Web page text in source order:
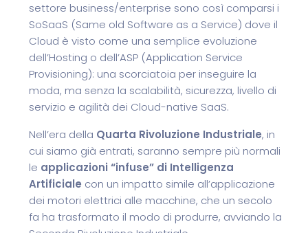
settore business/enterprise sono così comparsi i
SoSaaS (Same old Software as a Service) dove il
Cloud è visto come una semplice evoluzione
dell’Hosting o dell’ASP (Application Service
Provisioning): una scorciatoia per inseguire la
moda, ma senza la scalabilità, sicurezza, livello di
servizio e agilità dei Cloud-native SaaS.
Nell’era della Quarta Rivoluzione Industriale, in
cui siamo già entrati, saranno sempre più normali
le applicazioni “infuse” di Intelligenza
Artificiale con un impatto simile all’applicazione
dei motori elettrici alle macchine, che un secolo
fa ha trasformato il modo di produrre, avviando la